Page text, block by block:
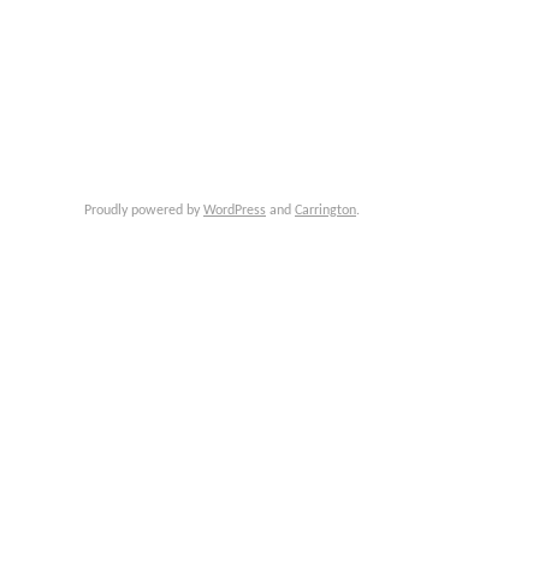
Proudly powered by WordPress and Carrington.